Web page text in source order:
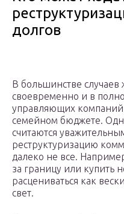
долгов
В большинстве
своевременно и в
управляющих компаний
семейном бюджете.
считаются
реструктуризацию
далеко не все.
за границу или купить
расцениваться как
свет.